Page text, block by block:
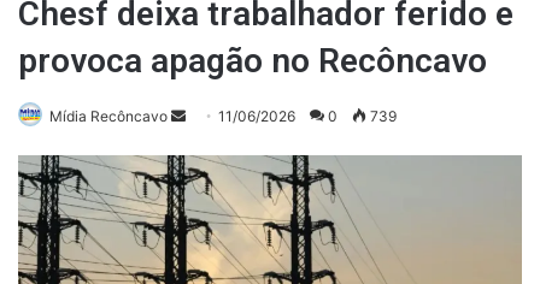
Chesf deixa trabalhador ferido e
provoca apagão no Recôncavo
Mídia Recôncavo
Mande
e-
mail
11/06/2026 0 739